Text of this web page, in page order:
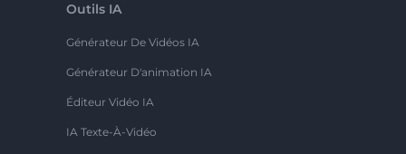
Outils IA
Générateur De Vidéos IA
Générateur D'animation IA
Éditeur Vidéo IA
IA Texte-À-Vidéo